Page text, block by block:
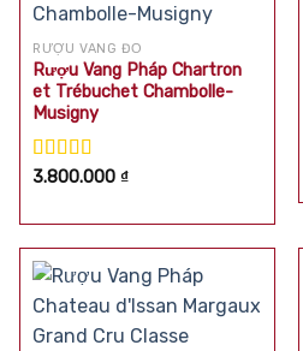
RƯỢU VANG ĐỎ
Rượu Vang Pháp Chartron
et Trébuchet Chambolle-
Musigny
Được xếp
3.800.000₫